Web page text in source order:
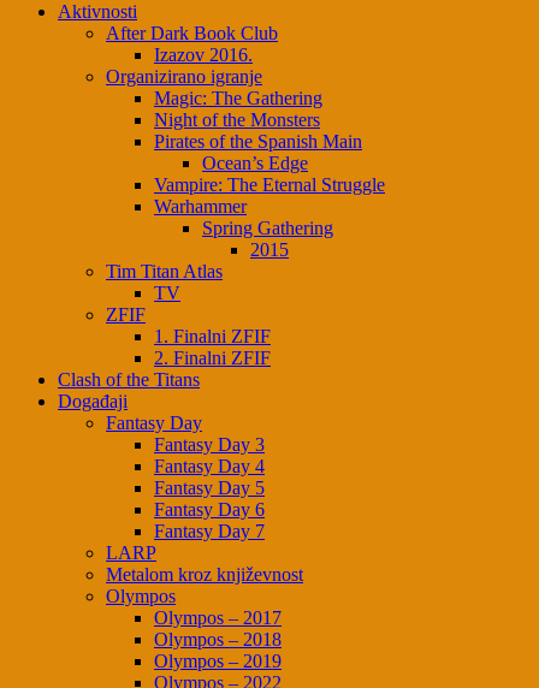
Aktivnosti
After Dark Book Club
Izazov 2016.
Organizirano igranje
Magic: The Gathering
Night of the Monsters
Pirates of the Spanish Main
Ocean’s Edge
Vampire: The Eternal Struggle
Warhammer
Spring Gathering
2015
Tim Titan Atlas
TV
ZFIF
1. Finalni ZFIF
2. Finalni ZFIF
Clash of the Titans
Događaji
Fantasy Day
Fantasy Day 3
Fantasy Day 4
Fantasy Day 5
Fantasy Day 6
Fantasy Day 7
LARP
Metalom kroz književnost
Olympos
Olympos – 2017
Olympos – 2018
Olympos – 2019
Olympos – 2022